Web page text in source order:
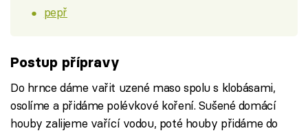
pepř
Postup přípravy
Do hrnce dáme vařit uzené maso spolu s klobásami,
osolíme a přidáme polévkové koření. Sušené domácí
houby zalijeme vařící vodou, poté houby přidáme do